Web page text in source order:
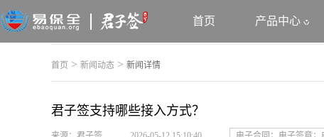
首页 产品中心
首页 > 新闻动态 > 新闻详情
君子签支持哪些接入方式？